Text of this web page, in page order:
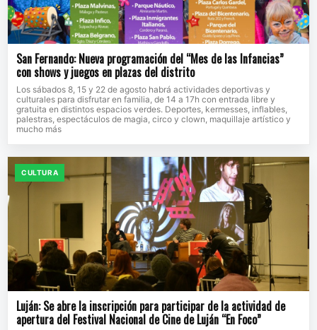
San Fernando: Nueva programación del “Mes de las Infancias”
con shows y juegos en plazas del distrito
Los sábados 8, 15 y 22 de agosto habrá actividades deportivas y
culturales para disfrutar en familia, de 14 a 17h con entrada libre y
gratuita en distintos espacios verdes. Deportes, kermesses, inflables,
palestras, espectáculos de magia, circo y clown, maquillaje artístico y
mucho más
CULTURA
Luján: Se abre la inscripción para participar de la actividad de
apertura del Festival Nacional de Cine de Luján “En Foco”